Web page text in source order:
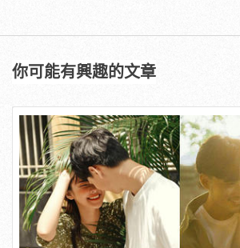
你可能有興趣的文章